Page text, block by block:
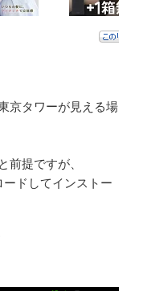
京タワーが見える場
前提ですが、
ードしてインストー